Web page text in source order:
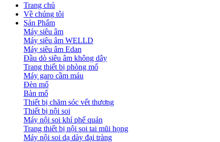
Trang chủ
Về chúng tôi
Sản Phẩm
Máy siêu âm
Máy siêu âm WELLD
Máy siêu âm Edan
Đầu dò siêu âm không dây
Trang thiết bị phòng mổ
Máy garo cầm máu
Đèn mổ
Bàn mổ
Thiết bị chăm sóc vết thương
Thiết bị nội soi
Máy nội soi khí phế quản
Trang thiết bị nội soi tai mũi họng
Máy nội soi dạ dày đại tràng